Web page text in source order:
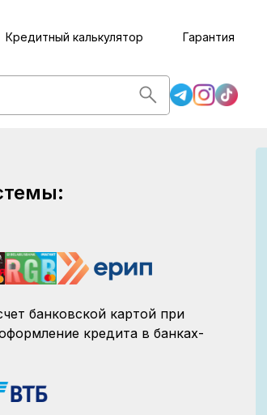
Кредитный калькулятор Гарантия
банковской картой при
кредита в банках-